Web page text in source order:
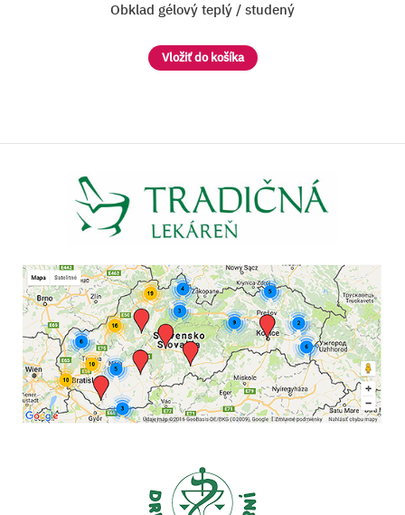
Obklad gélový teplý / studený